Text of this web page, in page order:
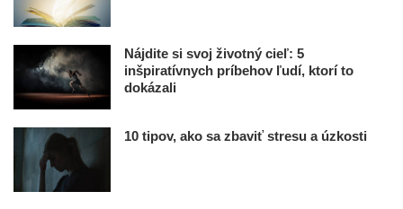
Nájdite si svoj životný cieľ: 5
inšpiratívnych príbehov ľudí, ktorí to
dokázali
10 tipov, ako sa zbaviť stresu a úzkosti